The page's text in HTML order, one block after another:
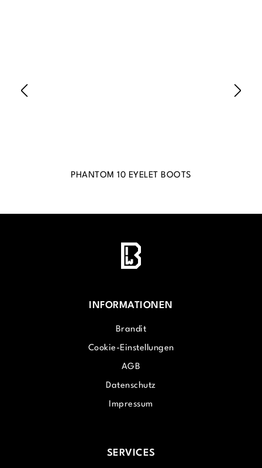
PHANTOM 10 EYELET BOOTS
INFORMATIONEN
Brandit
Cookie-Einstellungen
AGB
Datenschutz
Impressum
SERVICES